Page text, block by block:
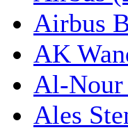
Airbus
AK
Al-Nour
Ales